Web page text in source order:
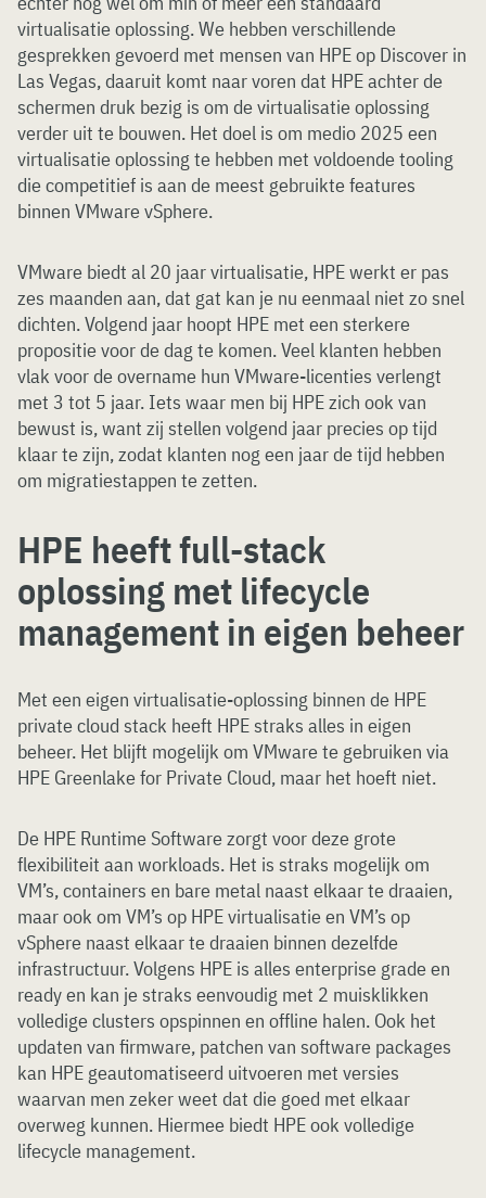
virtualisatie oplossing. We hebben verschillende
gesprekken gevoerd met mensen van HPE op Discover in
Las Vegas, daaruit komt naar voren dat HPE achter de
schermen druk bezig is om de virtualisatie oplossing
verder uit te bouwen. Het doel is om medio 2025 een
virtualisatie oplossing te hebben met voldoende tooling
die competitief is aan de meest gebruikte features
binnen VMware vSphere.
VMware biedt al 20 jaar virtualisatie, HPE werkt er pas
zes maanden aan, dat gat kan je nu eenmaal niet zo snel
dichten. Volgend jaar hoopt HPE met een sterkere
propositie voor de dag te komen. Veel klanten hebben
vlak voor de overname hun VMware-licenties verlengt
met 3 tot 5 jaar. Iets waar men bij HPE zich ook van
bewust is, want zij stellen volgend jaar precies op tijd
klaar te zijn, zodat klanten nog een jaar de tijd hebben
om migratiestappen te zetten.
HPE heeft full-stack
oplossing met lifecycle
management in eigen beheer
Met een eigen virtualisatie-oplossing binnen de HPE
private cloud stack heeft HPE straks alles in eigen
beheer. Het blijft mogelijk om VMware te gebruiken via
HPE Greenlake for Private Cloud, maar het hoeft niet.
De HPE Runtime Software zorgt voor deze grote
flexibiliteit aan workloads. Het is straks mogelijk om
VM’s, containers en bare metal naast elkaar te draaien,
maar ook om VM’s op HPE virtualisatie en VM’s op
vSphere naast elkaar te draaien binnen dezelfde
infrastructuur. Volgens HPE is alles enterprise grade en
ready en kan je straks eenvoudig met 2 muisklikken
volledige clusters opspinnen en offline halen. Ook het
updaten van firmware, patchen van software packages
kan HPE geautomatiseerd uitvoeren met versies
waarvan men zeker weet dat die goed met elkaar
overweg kunnen. Hiermee biedt HPE ook volledige
lifecycle management.